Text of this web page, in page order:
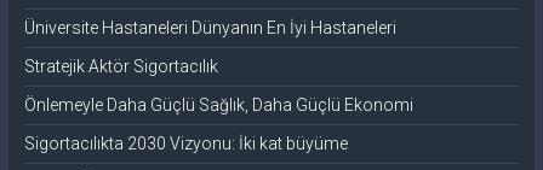
Üniversite Hastaneleri Dünyanın En İyi Hastaneleri
Stratejik Aktör Sigortacılık
Önlemeyle Daha Güçlü Sağlık, Daha Güçlü Ekonomi
Sigortacılıkta 2030 Vizyonu: İki kat büyüme